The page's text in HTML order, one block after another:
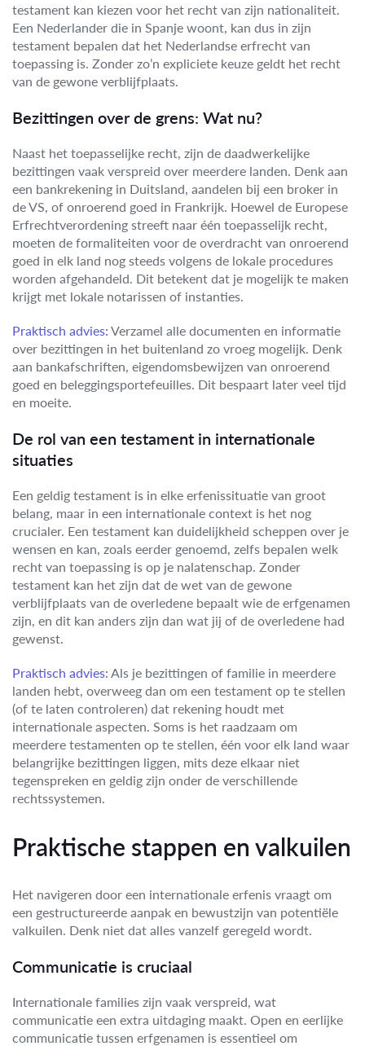
testament kan kiezen voor het recht van zijn nationaliteit.
Een Nederlander die in Spanje woont, kan dus in zijn
testament bepalen dat het Nederlandse erfrecht van
toepassing is. Zonder zo’n expliciete keuze geldt het recht
van de gewone verblijfplaats.
Bezittingen over de grens: Wat nu?
Naast het toepasselijke recht, zijn de daadwerkelijke
bezittingen vaak verspreid over meerdere landen. Denk aan
een bankrekening in Duitsland, aandelen bij een broker in
de VS, of onroerend goed in Frankrijk. Hoewel de Europese
Erfrechtverordening streeft naar één toepasselijk recht,
moeten de formaliteiten voor de overdracht van onroerend
goed in elk land nog steeds volgens de lokale procedures
worden afgehandeld. Dit betekent dat je mogelijk te maken
krijgt met lokale notarissen of instanties.
Praktisch advies: Verzamel alle documenten en informatie
over bezittingen in het buitenland zo vroeg mogelijk. Denk
aan bankafschriften, eigendomsbewijzen van onroerend
goed en beleggingsportefeuilles. Dit bespaart later veel tijd
en moeite.
De rol van een testament in internationale
situaties
Een geldig testament is in elke erfenissituatie van groot
belang, maar in een internationale context is het nog
crucialer. Een testament kan duidelijkheid scheppen over je
wensen en kan, zoals eerder genoemd, zelfs bepalen welk
recht van toepassing is op je nalatenschap. Zonder
testament kan het zijn dat de wet van de gewone
verblijfplaats van de overledene bepaalt wie de erfgenamen
zijn, en dit kan anders zijn dan wat jij of de overledene had
gewenst.
Praktisch advies: Als je bezittingen of familie in meerdere
landen hebt, overweeg dan om een testament op te stellen
(of te laten controleren) dat rekening houdt met
internationale aspecten. Soms is het raadzaam om
meerdere testamenten op te stellen, één voor elk land waar
belangrijke bezittingen liggen, mits deze elkaar niet
tegenspreken en geldig zijn onder de verschillende
rechtssystemen.
Praktische stappen en valkuilen
Het navigeren door een internationale erfenis vraagt om
een gestructureerde aanpak en bewustzijn van potentiële
valkuilen. Denk niet dat alles vanzelf geregeld wordt.
Communicatie is cruciaal
Internationale families zijn vaak verspreid, wat
communicatie een extra uitdaging maakt. Open en eerlijke
communicatie tussen erfgenamen is essentieel om